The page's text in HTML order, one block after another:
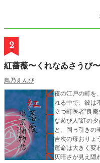
賛成だな。」 家臣 「いや今何も言ってません。」 真田昌幸 「面白そうじゃの
う。」 政宗の作戦を聞いて、 真っ先に笑った老人。 「徳川秀忠を止める役？ 任
せとけ。」 楽しそう。 真田幸村 父を見る。 政宗を見る。 「……この人たち絶
2
紅薔薇〜くれなゐさうび
鳥乃えんび
夜の江戸の町を
れる中で、彼は
立つ町医者”良
な遊び人”紅の
と、岡っ引きの
吉次の母おりょ
運命は大きく変
仄暗さが見え